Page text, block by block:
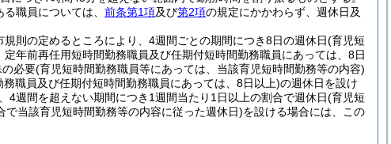
職員については、 前条第1項及び第2項の規定にかかわらず、週休日及
則の定めるところにより、4週間ごとの期間につき8日の週休日(育児短
年前再任用短時間勤務職員及び任期付短時間勤務職員にあっては、8日
必要(育児短時間勤務職員等にあっては、当該育児短時間勤務等の内容)
職員及び任期付短時間勤務職員にあっては、8日以上)の週休日を設け
週間を超えない期間につき1週間当たり1日以上の割合で週休日(育児短
当該育児短時間勤務等の内容に従った週休日)を設ける場合には、この